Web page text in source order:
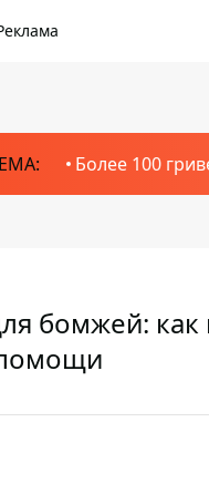
Более 100
бомжей: